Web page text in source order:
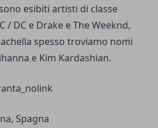
esibiti artisti di classe
/ DC e Drake e The Weeknd,
spesso troviamo nomi
e Kim Kardashian.
Spagna